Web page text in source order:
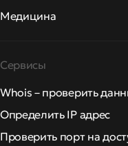
Медицина
Сервисы
Whois – проверить
Определить IP адрес
Проверить порт на